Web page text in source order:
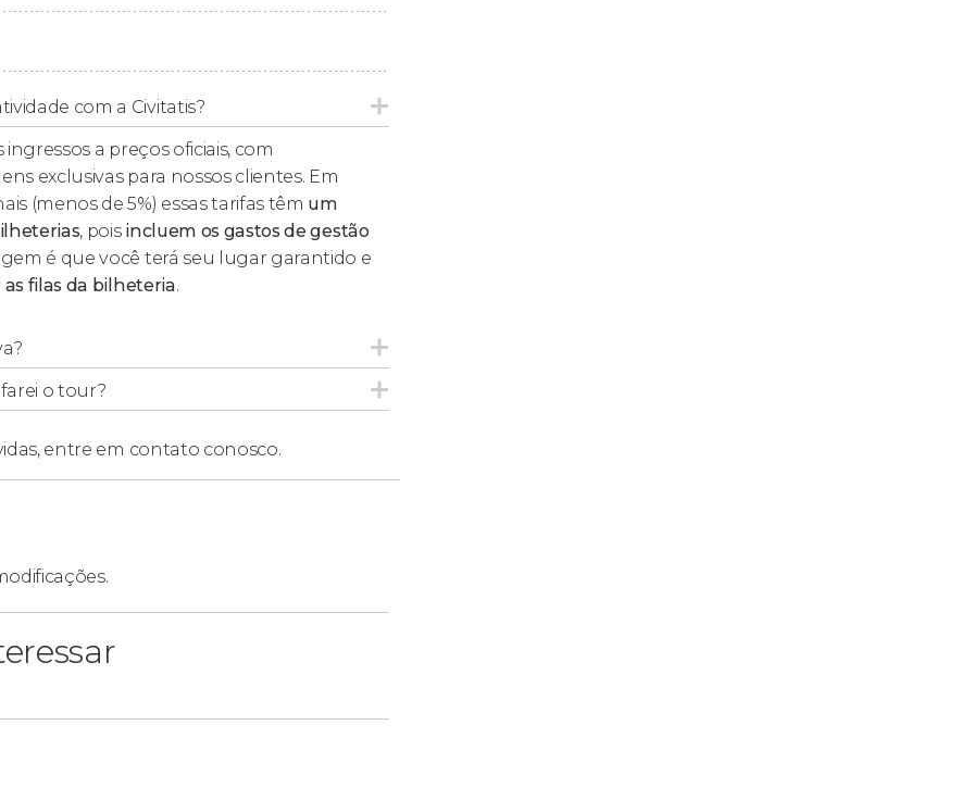
Sanzioe os reis da Itália,Victor
pausa diante das capelas, altares e obras
circular, desfrutando de uma atmosfera
poderá permanecer no recinto o tempo
cada detalhe sem pressa.
dos ingressos e do audioguia no
com a Civitatis?
ingressos a preços oficiais, com
exclusivas para nossos clientes. Em
(menos de 5%) essas tarifas têm um
, pois incluem os gastos de gestão
é que você terá seu lugar garantido e
filas da bilheteria.
o tour?
entre em contato conosco.